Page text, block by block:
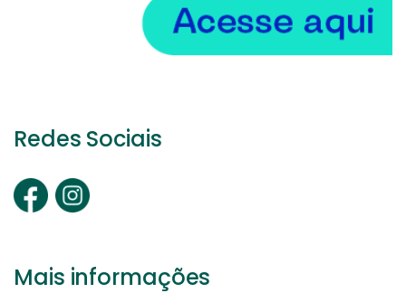
Redes Sociais
Mais informações